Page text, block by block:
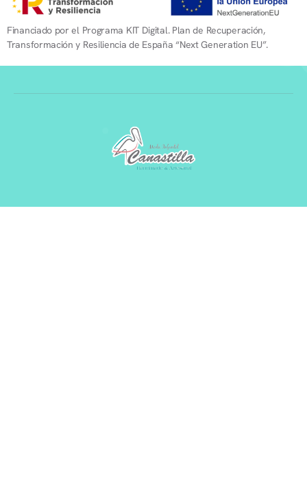
Financiado por el Programa KIT Digital. Plan de Recuperación,
Transformación y Resiliencia de España “Next Generation EU”.